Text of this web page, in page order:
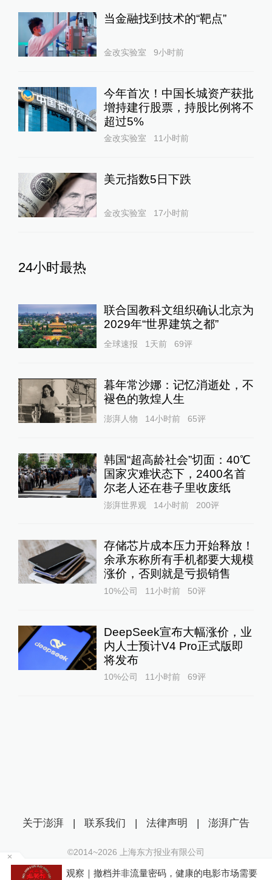
当金融找到技术的“靶点”
金改实验室 9小时前
今年首次！中国长城资产获批
增持建行股票，持股比例将不
超过5%
金改实验室 11小时前
美元指数5日下跌
金改实验室 17小时前
24小时最热
联合国教科文组织确认北京为
2029年“世界建筑之都”
全球速报 1天前 69评
暮年常沙娜：记忆消逝处，不
褪色的敦煌人生
澎湃人物 14小时前 65评
韩国“超高龄社会”切面：40℃
国家灾难状态下，2400名首
尔老人还在巷子里收废纸
澎湃世界观 14小时前 200评
存储芯片成本压力开始释放！
余承东称所有手机都要大规模
涨价，否则就是亏损销售
10%公司 11小时前 50评
DeepSeek宣布大幅涨价，业
内人士预计V4 Pro正式版即
将发布
10%公司 11小时前 69评
观察｜撤档并非流量密码，健康的电影市场需要
关于澎湃 | 联系我们 | 法律声明 | 澎湃广告
©2014~2026 上海东方报业有限公司
沪ICP证：沪B2-20170116 | 沪ICP备14003370号